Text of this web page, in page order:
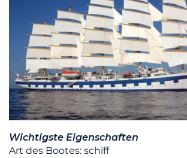
Wichtigste Eigenschaften
Art des Bootes: schiff